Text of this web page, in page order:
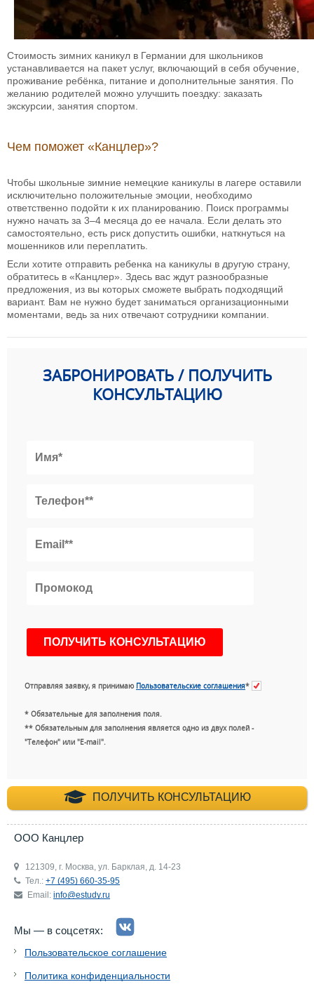
Стоимость зимних каникул в Германии для школьников
устанавливается на пакет услуг, включающий в себя обучение,
проживание ребёнка, питание и дополнительные занятия. По
желанию родителей можно улучшить поездку: заказать
экскурсии, занятия спортом.
Чем поможет «Канцлер»?
Чтобы школьные зимние немецкие каникулы в лагере оставили
исключительно положительные эмоции, необходимо
ответственно подойти к их планированию. Поиск программы
нужно начать за 3–4 месяца до ее начала. Если делать это
самостоятельно, есть риск допустить ошибки, наткнуться на
мошенников или переплатить.
Если хотите отправить ребенка на каникулы в другую страну,
обратитесь в «Канцлер». Здесь вас ждут разнообразные
предложения, из вы которых сможете выбрать подходящий
вариант. Вам не нужно будет заниматься организационными
моментами, ведь за них отвечают сотрудники компании.
ЗАБРОНИРОВАТЬ / ПОЛУЧИТЬ
КОНСУЛЬТАЦИЮ
Отправляя заявку, я принимаю Пользовательские соглашения*
* Обязательные для заполнения поля.
** Обязательным для заполнения является одно из двух полей -
"Телефон" или "E-mail".
ПОЛУЧИТЬ КОНСУЛЬТАЦИЮ
+7 (495) 660-35-
ООО Канцлер
121309, г. Москва, ул. Барклая, д. 14-23
Тел.: +7 (495) 660-35-95
Email: info@estudy.ru
Мы — в соцсетях:
Пользовательское соглашение
Политика конфиденциальности